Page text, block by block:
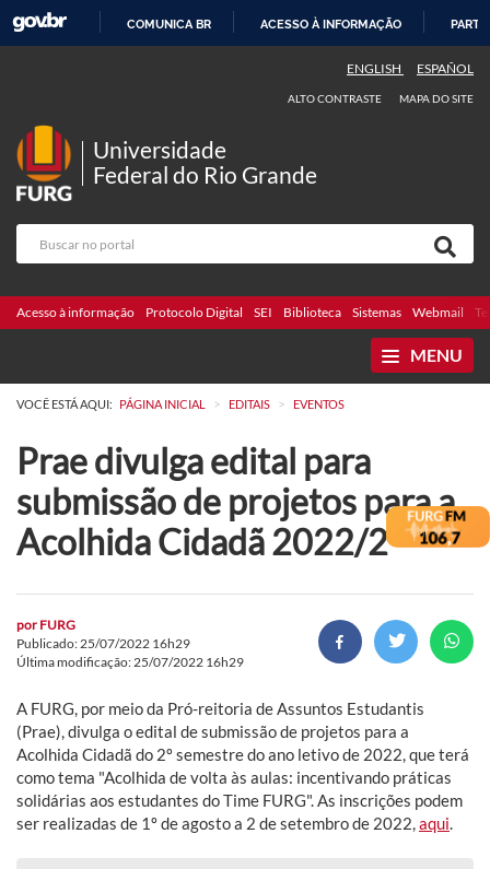
COMUNICA BR ACESSO À INFORMAÇÃO
ENGLISH ESPAÑOL
ALTO CONTRASTE MAPA DO SITE
Universidade
Federal do Rio Grande
Acesso à informação Protocolo Digital SEI Biblioteca Sistemas Webmail
MENU
VOCÊ ESTÁ AQUI: PÁGINA INICIAL > EDITAIS > EVENTOS
Prae divulga edital para
submissão de projetos para a
Acolhida Cidadã 2022/2
por FURG
Publicado: 25/07/2022 16h29
Última modificação: 25/07/2022 16h29
A FURG, por meio da Pró-reitoria de Assuntos Estudantis
(Prae), divulga o edital de submissão de projetos para a
Acolhida Cidadã do 2º semestre do ano letivo de 2022, que terá
como tema "Acolhida de volta às aulas: incentivando práticas
solidárias aos estudantes do Time FURG". As inscrições podem
ser realizadas de 1º de agosto a 2 de setembro de 2022, aqui